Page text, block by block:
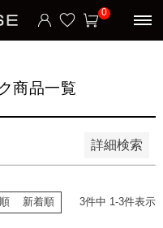
0
商品一覧
詳細検索
新着順 3件中 1-3件表示